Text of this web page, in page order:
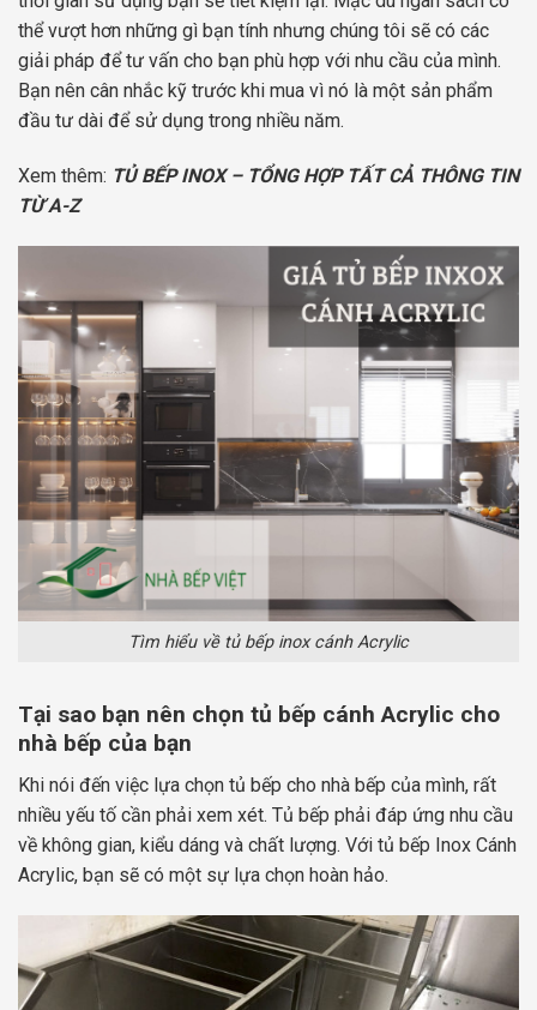
thể vượt hơn những gì bạn tính nhưng chúng tôi sẽ có các
giải pháp để tư vấn cho bạn phù hợp với nhu cầu của mình.
Bạn nên cân nhắc kỹ trước khi mua vì nó là một sản phẩm
đầu tư dài để sử dụng trong nhiều năm.
Xem thêm: TỦ BẾP INOX – TỔNG HỢP TẤT CẢ THÔNG TIN
TỪ A-Z
Tìm hiểu về tủ bếp inox cánh Acrylic
Tại sao bạn nên chọn tủ bếp cánh Acrylic cho
nhà bếp của bạn
Khi nói đến việc lựa chọn tủ bếp cho nhà bếp của mình, rất
nhiều yếu tố cần phải xem xét. Tủ bếp phải đáp ứng nhu cầu
về không gian, kiểu dáng và chất lượng. Với tủ bếp Inox Cánh
Acrylic, bạn sẽ có một sự lựa chọn hoàn hảo.